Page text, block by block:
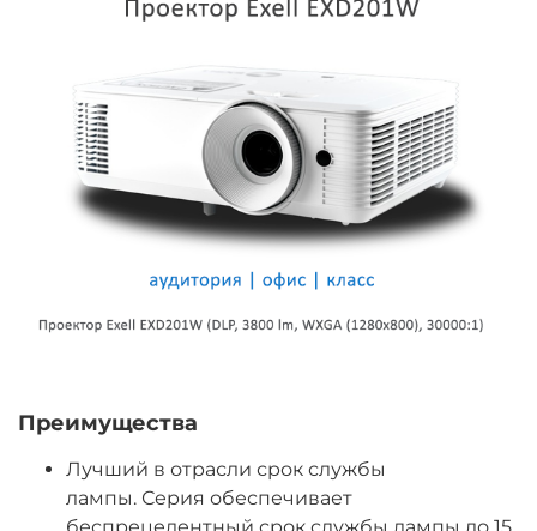
Преимущества
Лучший в отрасли срок службы
лампы. Серия обеспечивает